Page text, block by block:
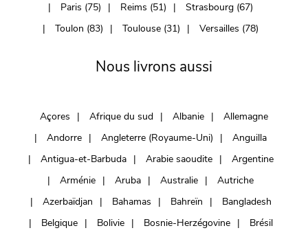
Paris (75)
Reims (51)
Strasbourg (67)
Toulon (83)
Toulouse (31) Versailles (78)
Nous livrons aussi
Açores Afrique du sud Albanie
Allemagne
Andorre
Angleterre (Royaume-Uni)
Anguilla
Antigua-et-Barbuda
Arabie saoudite
Argentine
Arménie
Aruba Australie
Autriche
Azerbaïdjan
Bahamas Bahreïn
Bangladesh
Belgique
Bolivie Bosnie-Herzégovine
Brésil